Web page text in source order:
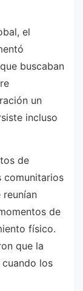
el
buscaban
un
incluso
de
comunitarios
de
físico.
que la
los